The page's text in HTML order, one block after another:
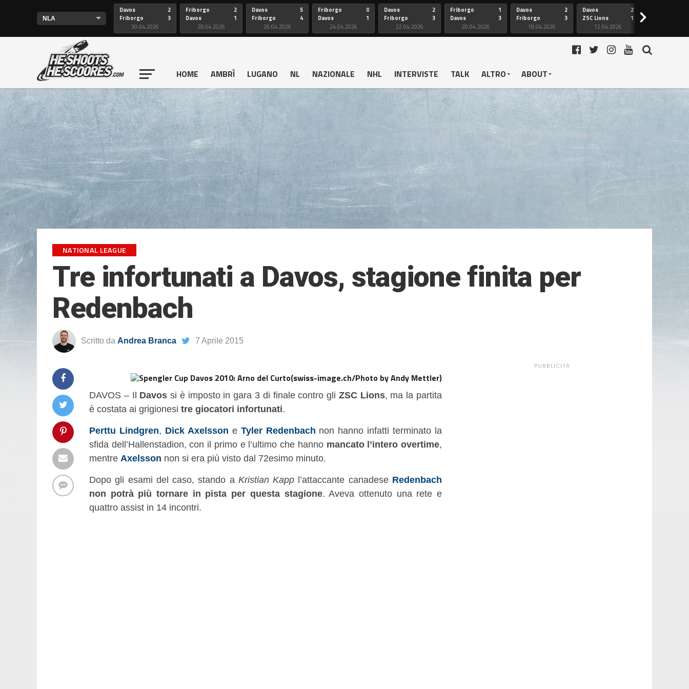
Davos
Friborgo
2
3
30.04.2026
Friborgo
Davos
2
1
28.04.2026
Davos
Friborgo
5
4
26.04.2026
Friborgo
Davos
0
1
24.04.2026
Davos
Friborgo
2
3
22.04.2026
Friborgo
Davos
1
3
20.04.2026
Davos
Friborgo
2
3
18.04.2026
Davos
ZSC Lions
2
1
12.04.2026
>
HOME AMBRÌ LUGANO NL NAZIONALE NHL INTERVISTE TALK ALTRO ABOUT
NATIONAL LEAGUE
Tre infortunati a Davos, stagione finita per
Redenbach
Scritto da Andrea Branca 7 Aprile 2015
(swiss-image.ch/Photo by Andy Mettler)
DAVOS – Il Davos si è imposto in gara 3 di finale contro gli ZSC Lions, ma la partita
è costata ai grigionesi tre giocatori infortunati.
Perttu Lindgren, Dick Axelsson e Tyler Redenbach non hanno infatti terminato la
sfida dell’Hallenstadion, con il primo e l’ultimo che hanno mancato l’intero overtime,
mentre Axelsson non si era più visto dal 72esimo minuto.
Dopo gli esami del caso, stando a Kristian Kapp l’attaccante canadese Redenbach
non potrà più tornare in pista per questa stagione. Aveva ottenuto una rete e
quattro assist in 14 incontri.
PUBBLICITÀ